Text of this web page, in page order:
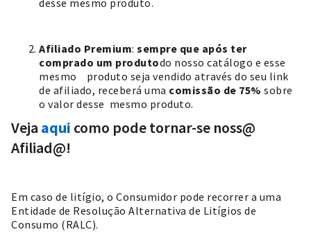
Afiliado Premium: sempre que após ter
comprado um produtodo nosso catálogo e esse
mesmo produto seja vendido através do seu link
de afiliado, receberá uma comissão de 75% sobre
o valor desse mesmo produto.
Veja aqui como pode tornar-se noss@
Afiliad@!
Em caso de litígio, o Consumidor pode recorrer a uma
Entidade de Resolução Alternativa de Litígios de
Consumo (RALC).